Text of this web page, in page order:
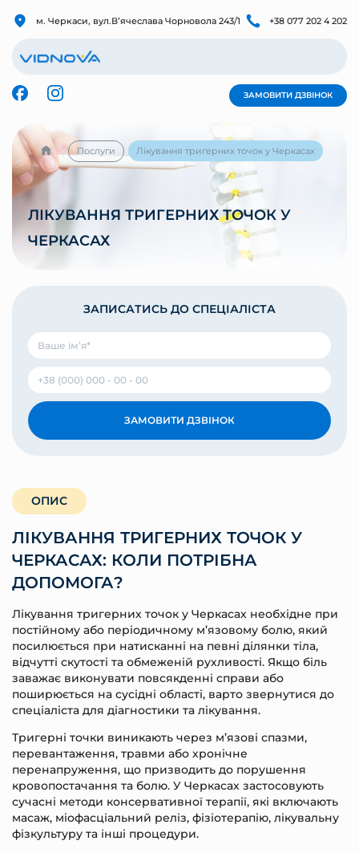
м. Черкаси, вул.Вʼячеслава Чорновола 243/1 +38 077 202 4 202
ЗАМОВИТИ ДЗВІНОК
Послуги Лікування тригерних точок у Черкасах
ЛІКУВАННЯ ТРИГЕРНИХ ТОЧОК У
ЧЕРКАСАХ
ЗАПИСАТИСЬ ДО СПЕЦІАЛІСТА
ЗАМОВИТИ ДЗВІНОК
ОПИС
ЛІКУВАННЯ ТРИГЕРНИХ ТОЧОК У
ЧЕРКАСАХ: КОЛИ ПОТРІБНА
ДОПОМОГА?
Лікування тригерних точок у Черкасах необхідне при
постійному або періодичному м’язовому болю, який
посилюється при натисканні на певні ділянки тіла,
відчутті скутості та обмеженій рухливості. Якщо біль
заважає виконувати повсякденні справи або
поширюється на сусідні області, варто звернутися до
спеціаліста для діагностики та лікування.
Тригерні точки виникають через м’язові спазми,
перевантаження, травми або хронічне
перенапруження, що призводить до порушення
кровопостачання та болю. У Черкасах застосовують
сучасні методи консервативної терапії, які включають
масаж, міофасціальний реліз, фізіотерапію, лікувальну
фізкультуру та інші процедури.